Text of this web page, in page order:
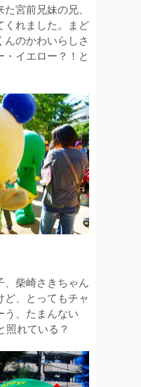
宮前兄妹の兄、
くれました。まど
のかわいらしさ
イエロー？！と
、柴崎さきちゃん
ど、とってもチャ
う、たまんない
照れている？